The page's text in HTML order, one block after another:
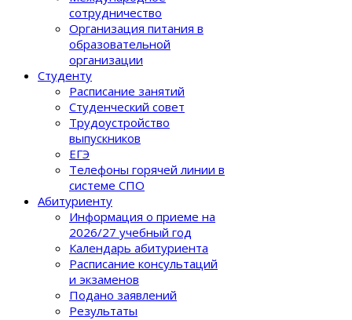
сотрудничество
Организация питания в
образовательной
организации
Студенту
Расписание занятий
Студенческий совет
Трудоустройство
выпускников
ЕГЭ
Телефоны горячей линии в
системе СПО
Абитуриенту
Информация о приеме на
2026/27 учебный год
Календарь абитуриента
Расписание консультаций
и экзаменов
Подано заявлений
Результаты